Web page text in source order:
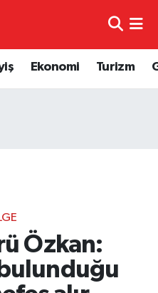
Ekonomi Turizm
Özkan: